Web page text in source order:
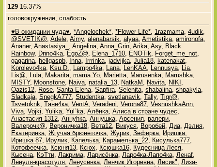
129 16.37%
головокружение, слабость
♥В ожидании чуда♥,*Angelochek*,*Flower Life*, 1razmama,4udik,
@SVETIK@,Adele,Aimy,alenabarsik,alyaa,Ametistika,amironofa,
Ananer,Anastasiya_ ,Angelina,Anna_Grin,Arika,Asy, Black
Rainbow, Drino4ka, EgoZ@, Elena_1710, ENOTik, Forget_me_not,
gagarina, hellgaspb, Inna, Irrrinka,jadvijka,Julia18, katenakat,
Korolevo4ka, Ksu.D., Lampo4ka, Lana, LenKAA, Lennusya, Lia,
Lis@, Lula, Makarita,mama Yo, Marietta, Marusenka, Marushka,
MISTY, Moonstone, Naiva,natalia_13, NatkaM , Navita, NIKI ,
Oazis12, Rose,Santa Elena,Sapfira,Selenita,shabalina,shpakyla,
Sladkaja,SnegkA777,Studentka,svetlanavik,Tally,Tigr@,
Tsvetoknk,Tане4ка,VentA,Veradeni,Verona87,VesnushkaAnn,
Viva,Vojki,Yulika,Yul`ka,Алёнка,Алиса в стране чудес,
Анастасия 1312,Аннуhка,Аннушка,Арсения,валери,
Валерочк@, Вероничка18, Вета12, Викуся, Воробей,Диа,Дэлия,
Екатеринка,Жгучая брюнеточка,Журик,Зефирка, Иришка,
Иришка 87, Ирулик, Капелька, Карамелька_22, Кисулька777,
Котофеечка, Ксюня13, Ксюх, Ксюшка16, Кудесница Леся,
Кысена, КэТти,Лакрима,Ларисёнка,Ларо4ка-Лапо4ка,Ленаf,
Ленуля-красотуля,Ленусенка,Ленчик Игоревна,Лесик",Лиза-